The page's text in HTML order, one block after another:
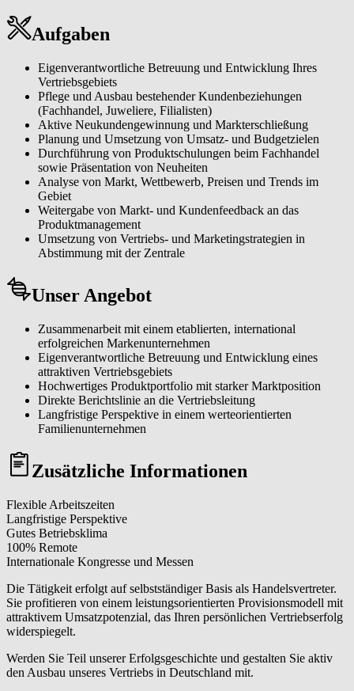
Aufgaben
Eigenverantwortliche Betreuung und Entwicklung Ihres
Vertriebsgebiets
Pflege und Ausbau bestehender Kundenbeziehungen
(Fachhandel, Juweliere, Filialisten)
Aktive Neukundengewinnung und Markterschließung
Planung und Umsetzung von Umsatz- und Budgetzielen
Durchführung von Produktschulungen beim Fachhandel
sowie Präsentation von Neuheiten
Analyse von Markt, Wettbewerb, Preisen und Trends im
Gebiet
Weitergabe von Markt- und Kundenfeedback an das
Produktmanagement
Umsetzung von Vertriebs- und Marketingstrategien in
Abstimmung mit der Zentrale
Unser Angebot
Zusammenarbeit mit einem etablierten, international
erfolgreichen Markenunternehmen
Eigenverantwortliche Betreuung und Entwicklung eines
attraktiven Vertriebsgebiets
Hochwertiges Produktportfolio mit starker Marktposition
Direkte Berichtslinie an die Vertriebsleitung
Langfristige Perspektive in einem werteorientierten
Familienunternehmen
Zusätzliche Informationen
Flexible Arbeitszeiten
Langfristige Perspektive
Gutes Betriebsklima
100% Remote
Internationale Kongresse und Messen
Die Tätigkeit erfolgt auf selbstständiger Basis als Handelsvertreter.
Sie profitieren von einem leistungsorientierten Provisionsmodell mit
attraktivem Umsatzpotenzial, das Ihren persönlichen Vertriebserfolg
widerspiegelt.
Werden Sie Teil unserer Erfolgsgeschichte und gestalten Sie aktiv
den Ausbau unseres Vertriebs in Deutschland mit.